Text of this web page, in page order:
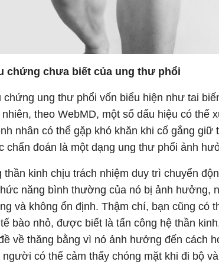
chứng chưa biết của ung thư phổi
chứng ung thư phổi vốn biểu hiện như tai
nhiên, theo WebMD, một số dấu hiệu có thể
nhân có thể gặp khó khăn khi cố gắng giữ
chẩn đoán là một dạng ung thư phổi ảnh
thần kinh chịu trách nhiệm duy trì chuyển
năng bình thường của nó bị ảnh hưởng,
và không ổn định. Thậm chí, bạn cũng có
bào nhỏ, được biết là tấn công hệ thần
về thăng bằng vì nó ảnh hưởng đến cách
người có thể cảm thấy chóng mặt khi đi bộ